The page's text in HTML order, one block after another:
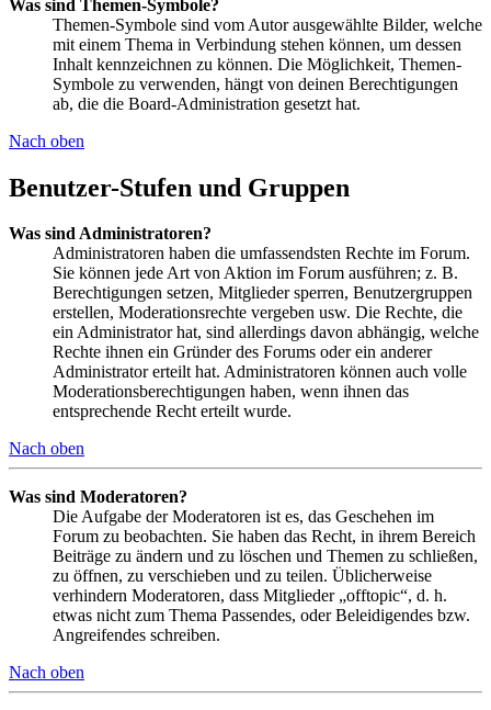
Was sind Themen-Symbole?
Themen-Symbole sind vom Autor ausgewählte Bilder, welche
mit einem Thema in Verbindung stehen können, um dessen
Inhalt kennzeichnen zu können. Die Möglichkeit, Themen-
Symbole zu verwenden, hängt von deinen Berechtigungen
ab, die die Board-Administration gesetzt hat.
Nach oben
Benutzer-Stufen und Gruppen
Was sind Administratoren?
Administratoren haben die umfassendsten Rechte im Forum.
Sie können jede Art von Aktion im Forum ausführen; z. B.
Berechtigungen setzen, Mitglieder sperren, Benutzergruppen
erstellen, Moderationsrechte vergeben usw. Die Rechte, die
ein Administrator hat, sind allerdings davon abhängig, welche
Rechte ihnen ein Gründer des Forums oder ein anderer
Administrator erteilt hat. Administratoren können auch volle
Moderationsberechtigungen haben, wenn ihnen das
entsprechende Recht erteilt wurde.
Nach oben
Was sind Moderatoren?
Die Aufgabe der Moderatoren ist es, das Geschehen im
Forum zu beobachten. Sie haben das Recht, in ihrem Bereich
Beiträge zu ändern und zu löschen und Themen zu schließen,
zu öffnen, zu verschieben und zu teilen. Üblicherweise
verhindern Moderatoren, dass Mitglieder „offtopic“, d. h.
etwas nicht zum Thema Passendes, oder Beleidigendes bzw.
Angreifendes schreiben.
Nach oben